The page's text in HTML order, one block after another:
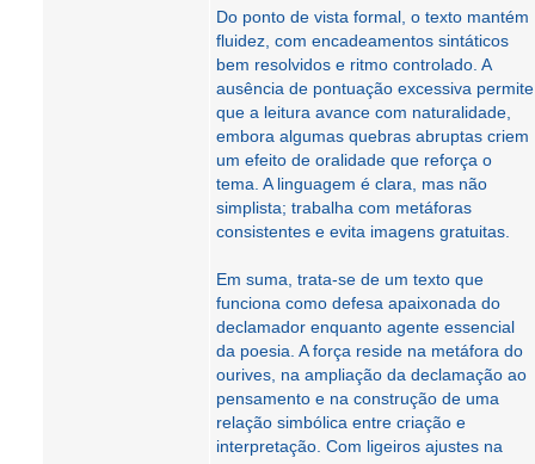
Do ponto de vista formal, o texto mantém
fluidez, com encadeamentos sintáticos
bem resolvidos e ritmo controlado. A
ausência de pontuação excessiva permite
que a leitura avance com naturalidade,
embora algumas quebras abruptas criem
um efeito de oralidade que reforça o
tema. A linguagem é clara, mas não
simplista; trabalha com metáforas
consistentes e evita imagens gratuitas.
Em suma, trata-se de um texto que
funciona como defesa apaixonada do
declamador enquanto agente essencial
da poesia. A força reside na metáfora do
ourives, na ampliação da declamação ao
pensamento e na construção de uma
relação simbólica entre criação e
interpretação. Com ligeiros ajustes na